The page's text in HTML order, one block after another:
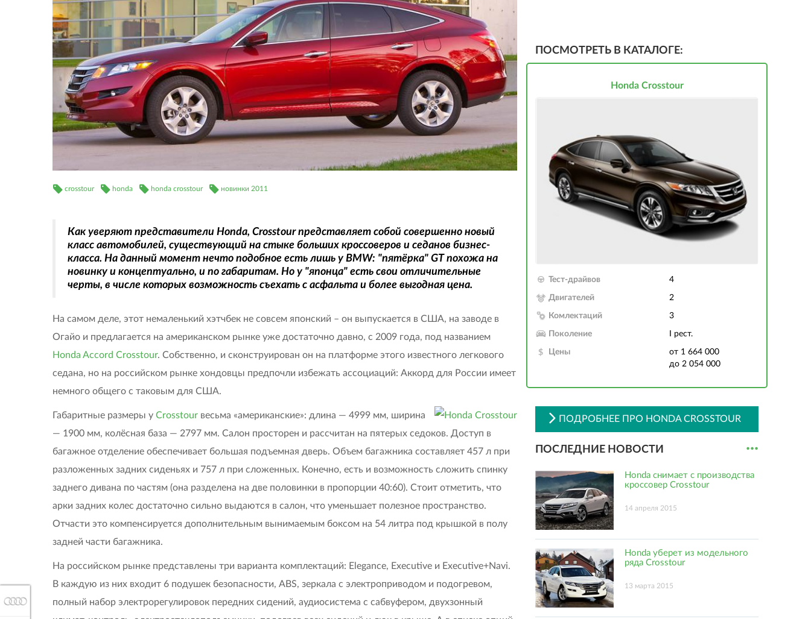
crosstour honda honda crosstour новинки 2011
Как уверяют представители Honda, Crosstour представляет собой совершенно новый
класс автомобилей, существующий на стыке больших кроссоверов и седанов бизнес-
класса. На данный момент нечто подобное есть лишь у BMW: "пятёрка" GT похожа на
новинку и концептуально, и по габаритам. Но у "японца" есть свои отличительные
черты, в числе которых возможность съехать с асфальта и более выгодная цена.
На самом деле, этот немаленький хэтчбек не совсем японский – он выпускается в США, на заводе в
Огайо и предлагается на американском рынке уже достаточно давно, с 2009 года, под названием
Honda Accord Crosstour. Собственно, и сконструирован он на платформе этого известного легкового
седана, но на российском рынке хондовцы предпочли избежать ассоциаций: Аккорд для России имеет
немного общего с таковым для США.
Габаритные размеры у Crosstour весьма «американские»: длина — 4999 мм, ширина
— 1900 мм, колёсная база — 2797 мм. Салон просторен и рассчитан на пятерых седоков. Доступ в
багажное отделение обеспечивает большая подъемная дверь. Объем багажника составляет 457 л при
разложенных задних сиденьях и 757 л при сложенных. Конечно, есть и возможность сложить спинку
заднего дивана по частям (она разделена на две половинки в пропорции 40:60). Стоит отметить, что
арки задних колес достаточно сильно выдаются в салон, что уменьшает полезное пространство.
Отчасти это компенсируется дополнительным вынимаемым боксом на 54 литра под крышкой в полу
задней части багажника.
На российском рынке представлены три варианта комплектаций: Elegance, Executive и Executive+Navi.
В каждую из них входит 6 подушек безопасности, ABS, зеркала с электроприводом и подогревом,
полный набор электрорегулировок передних сидений, аудиосистема с сабвуфером, двухзонный
ПОСМОТРЕТЬ В КАТАЛОГЕ:
Honda Crosstour
Тест-драйвов 4
Двигателей 2
Комлектаций 3
Поколение I рест.
Цены
от 1 664 000
до 2 054 000
ПОДРОБНЕЕ ПРО HONDA CROSSTOUR
ПОСЛЕДНИЕ НОВОСТИ ...
Honda снимает с производства
кроссовер Crosstour
14 апреля 2015
Honda уберет из модельного
ряда Crosstour
13 марта 2015
AUDI